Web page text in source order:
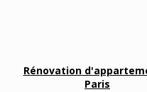
Rénovation
Paris